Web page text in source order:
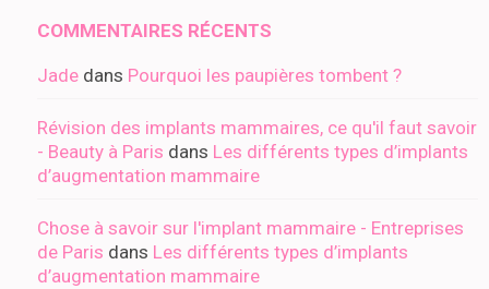
COMMENTAIRES RÉCENTS
Jade dans Pourquoi les paupières tombent ?
Révision des implants mammaires, ce qu'il faut savoir
- Beauty à Paris dans Les différents types d’implants
d’augmentation mammaire
Chose à savoir sur l'implant mammaire - Entreprises
de Paris dans Les différents types d’implants
d’augmentation mammaire